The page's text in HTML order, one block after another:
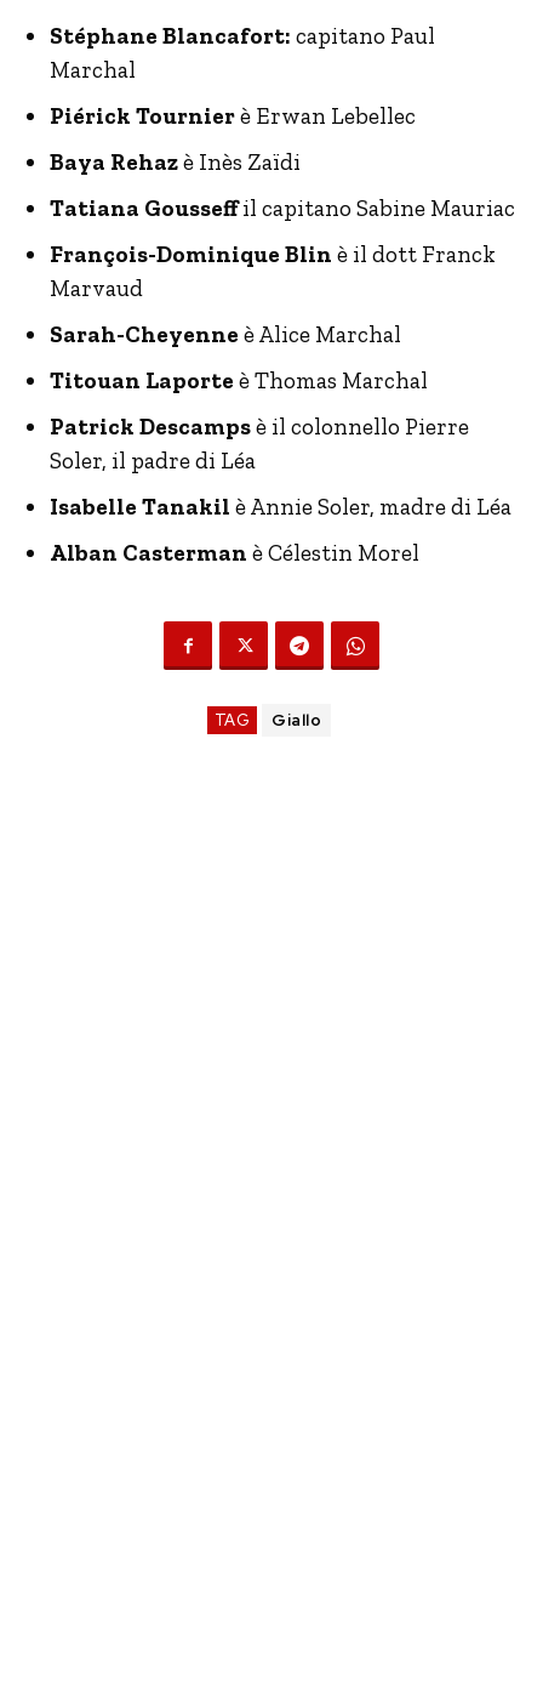
Stéphane Blancafort: capitano Paul
Marchal
Piérick Tournierè Erwan Lebellec
Baya Rehazè Inès Zaïdi
Tatiana Gousseffil capitano Sabine Mauriac
François-Dominique Blin è il dott Franck
Marvaud
Sarah-Cheyenne è Alice Marchal
Titouan Laporte è Thomas Marchal
Patrick Descampsè il colonnello Pierre
Soler, il padre di Léa
Isabelle Tanakil è Annie Soler, madre di Léa
Alban Casterman è Célestin Morel
TAG Giallo